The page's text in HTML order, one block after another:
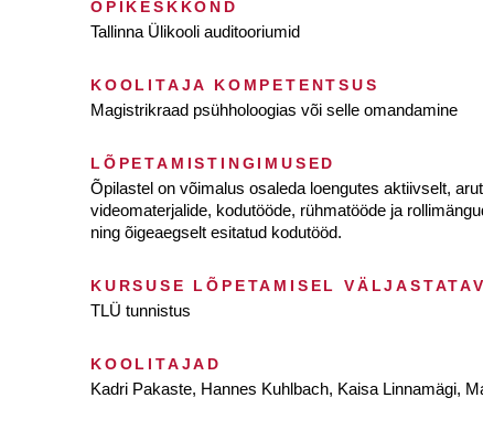
ÕPIKESKKOND
Tallinna Ülikooli auditooriumid
KOOLITAJA KOMPETENTSUS
Magistrikraad psühholoogias või selle omandamine
LÕPETAMISTINGIMUSED
Õpilastel on võimalus osaleda loengutes aktiivselt,
videomaterjalide, kodutööde, rühmatööde ja
ning õigeaegselt esitatud kodutööd.
KURSUSE LÕPETAMISEL
TLÜ tunnistus
KOOLITAJAD
Kadri Pakaste, Hannes Kuhlbach, Kaisa Linnamägi,